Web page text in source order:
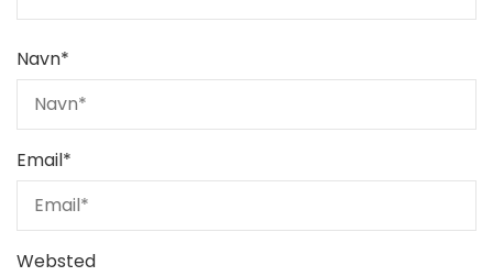
Navn*
Email*
Websted